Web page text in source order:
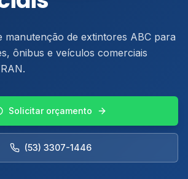
de Incêndio
Técnicos
para Hidrantes
Fogo
Sinalização de Emergência
de Emergência
Frequentes
acesso
Solicitar Orçamento
manutenção de extintores ABC para
ônibus e veículos comerciais
Solicitar orçamento
(53) 3307-1446